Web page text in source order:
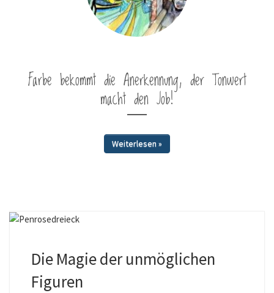
Farbe bekommt die Anerkennung, der Tonwert
macht den Job!
Weiterlesen »
Die Magie der unmöglichen
Figuren